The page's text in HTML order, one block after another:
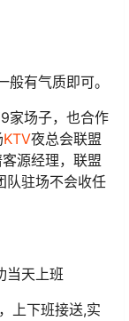
有气质即可。
家场子，也合作
KTV夜总会联盟
源经理，联盟
队驻场不会收任
当天上班
上下班接送,实